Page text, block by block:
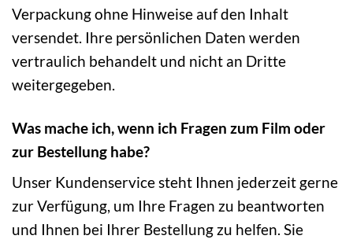
Verpackung ohne Hinweise auf den Inhalt
versendet. Ihre persönlichen Daten werden
vertraulich behandelt und nicht an Dritte
weitergegeben.
Was mache ich, wenn ich Fragen zum Film oder
zur Bestellung habe?
Unser Kundenservice steht Ihnen jederzeit gerne
zur Verfügung, um Ihre Fragen zu beantworten
und Ihnen bei Ihrer Bestellung zu helfen. Sie